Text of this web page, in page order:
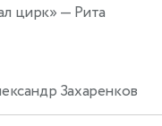
цирк» — Рита
Захаренков